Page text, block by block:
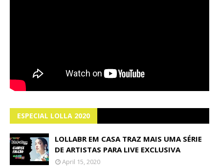
ESPECIAL LOLLA 2020
LOLLABR EM CASA TRAZ MAIS UMA SÉRIE
DE ARTISTAS PARA LIVE EXCLUSIVA
April 15, 2020